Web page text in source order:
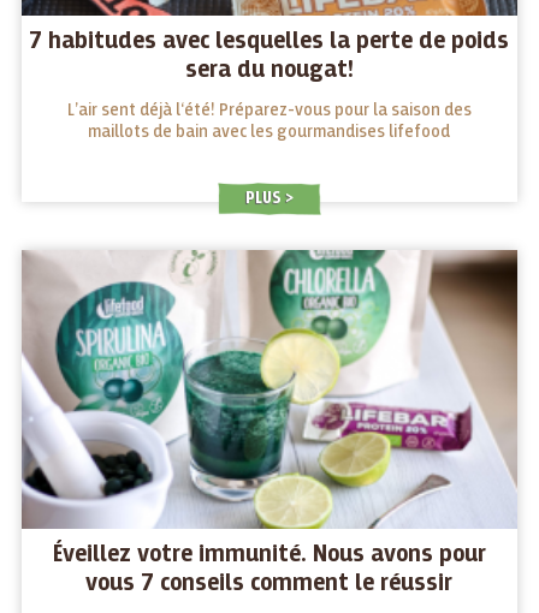
7 habitudes avec lesquelles la perte de poids
sera du nougat!
L’air sent déjà l‘été! Préparez-vous pour la saison des
maillots de bain avec les gourmandises lifefood
PLUS
Éveillez votre immunité. Nous avons pour
vous 7 conseils comment le réussir